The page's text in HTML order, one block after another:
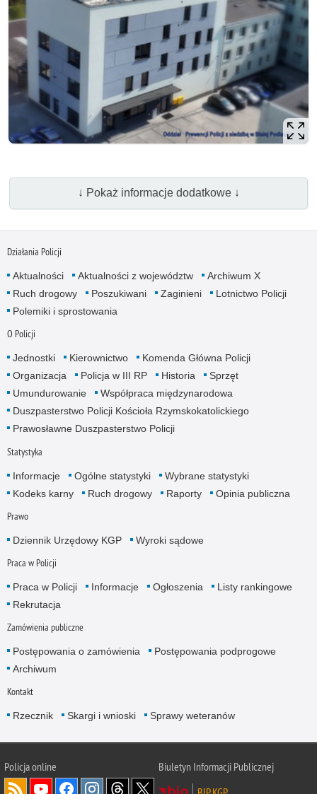
↓ Pokaż informacje dodatkowe ↓
Działania Policji
Aktualności Aktualności z województw
Archiwum X
Ruch drogowy
Poszukiwani Zaginieni
Lotnictwo Policji
Polemiki i sprostowania
O Policji
Jednostki Kierownictwo
Komenda Główna Policji
Organizacja
Policja w III RP Historia
Sprzęt
Umundurowanie
Współpraca międzynarodowa
Duszpasterstwo Policji Kościoła Rzymskokatolickiego
Prawosławne Duszpasterstwo Policji
Statystyka
Informacje Ogólne statystyki
Wybrane statystyki
Kodeks karny
Ruch drogowy Raporty Opinia publiczna
Prawo
Dziennik Urzędowy KGP Wyroki sądowe
Praca w Policji
Praca w Policji Informacje Ogłoszenia
Listy rankingowe
Rekrutacja
Zamówienia publiczne
Postępowania o zamówienia
Postępowania podprogowe
Archiwum
Kontakt
Rzecznik Skargi i wnioski Sprawy weteranów
Policjaonline
Biuletyn Informacji Publicznej